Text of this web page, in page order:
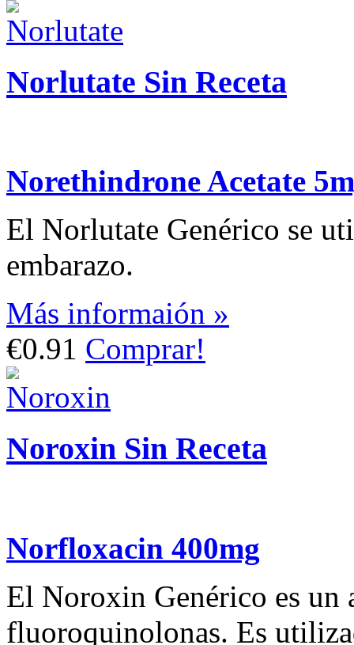
Norlutate Sin Receta
Norethindrone Acetate
El Norlutate Genérico se
embarazo.
Más informaión »
€0.91 Comprar!
Noroxin Sin Receta
Norfloxacin 400mg
El Noroxin Genérico es
fluoroquinolonas. Es